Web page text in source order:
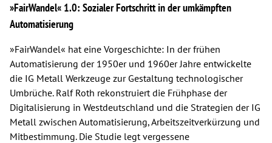
»FairWandel« 1.0: Sozialer Fortschritt in der umkämpften
Automatisierung
»FairWandel« hat eine Vorgeschichte: In der frühen
Automatisierung der 1950er und 1960er Jahre entwickelte
die IG Metall Werkzeuge zur Gestaltung technologischer
Umbrüche. Ralf Roth rekonstruiert die Frühphase der
Digitalisierung in Westdeutschland und die Strategien der IG
Metall zwischen Automatisierung, Arbeitszeitverkürzung und
Mitbestimmung. Die Studie legt vergessene